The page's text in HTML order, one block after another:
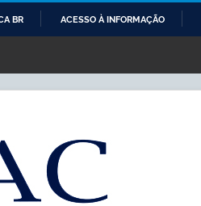
O
CONTEÚDO
BR ACESSO À INFORMAÇÃO